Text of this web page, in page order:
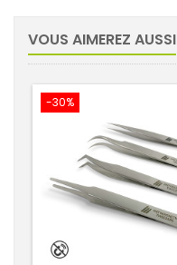
VOUS AIMEREZ AUSSI
-30%